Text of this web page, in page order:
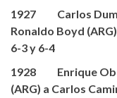
1927 Carlos
Ronaldo Boyd
6-3 y 6-4
1928 Enrique
(ARG) a Carlos